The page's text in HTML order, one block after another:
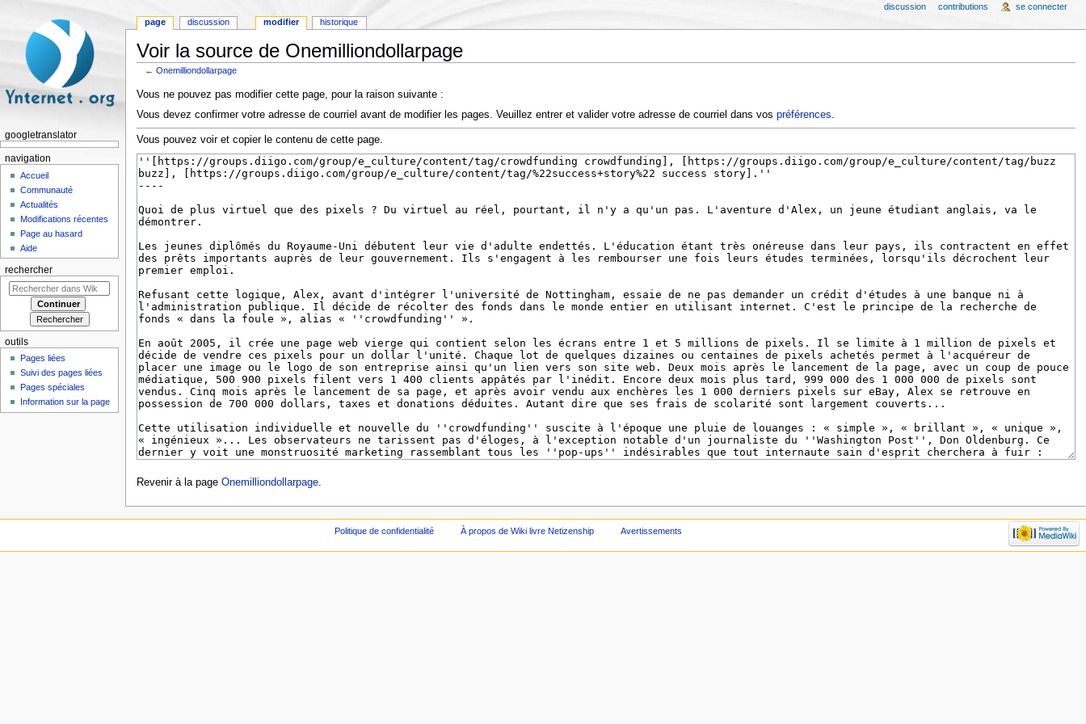
Voir la source de Onemilliondollarpage
←Onemilliondollarpage
Vous ne pouvez pas modifier cette page, pour la raison suivante :
Vous devez confirmer votre adresse de courriel avant de modifier les pages. Veuillez entrer et valider votre adresse de courriel dans vos préférences.
Vous pouvez voir et copier le contenu de cette page.
Revenir à la page Onemilliondollarpage.
page discussion modifier historique
discussion contributions se connecter
googletranslator
navigation
Accueil
Communauté
Actualités
Modifications récentes
Page au hasard
Aide
rechercher
outils
Pages liées
Suivi des pages liées
Pages spéciales
Information sur la page
Politique de confidentialité À propos de Wiki livre Netizenship Avertissements